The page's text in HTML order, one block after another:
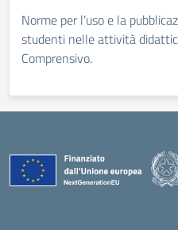
Norme per l’uso e la
studenti nelle attività
Comprensivo.